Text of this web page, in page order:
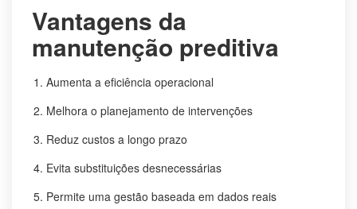
Vantagens da
manutenção preditiva
Aumenta a eficiência operacional
Melhora o planejamento de intervenções
Reduz custos a longo prazo
Evita substituições desnecessárias
Permite uma gestão baseada em dados reais